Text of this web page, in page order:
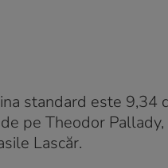
standard este 9,34
pe Theodor Pallady,
Lascăr.